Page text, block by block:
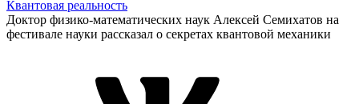
Квантовая реальность
Доктор физико-математических наук Алексей Семихатов на
фестивале науки рассказал о секретах квантовой механики